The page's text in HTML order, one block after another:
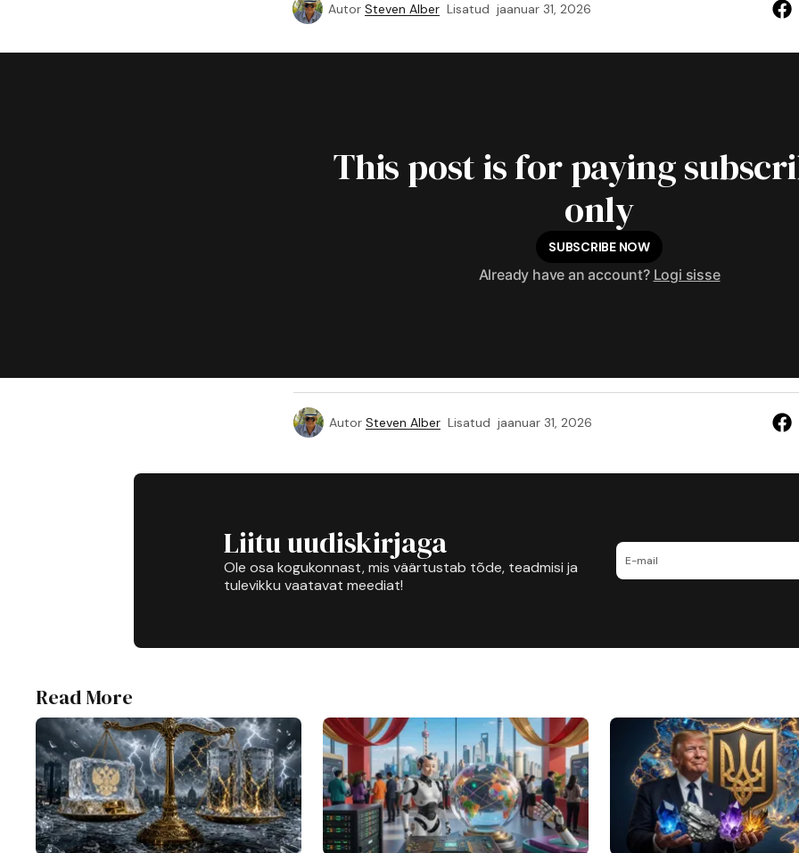
Autor Steven Alber Lisatud jaanuar 31, 2026
This post is for paying
only
SUBSCRIBE NOW
Already have an account? Logi sisse
Autor Steven Alber Lisatud jaanuar 31, 2026
Liitu uudiskirjaga
Ole osa kogukonnast, mis väärtustab tõde, teadmisi ja
tulevikku vaatavat meediat!
Read More